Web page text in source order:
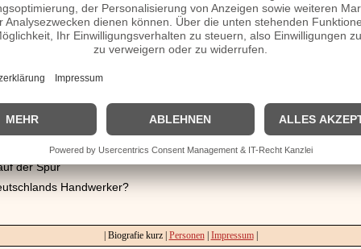
verheiratet, Kinder etc.
der Spur
Handwerker?
| Biografie kurz | Personen| Impressum|